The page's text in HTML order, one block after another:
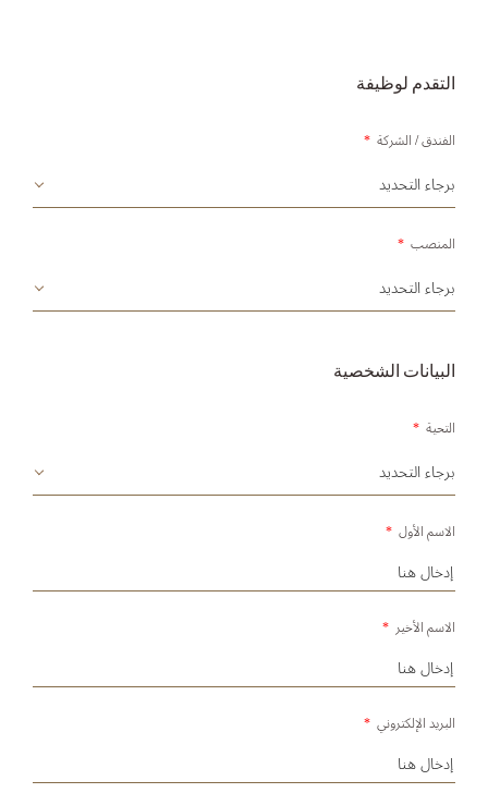
التقدم لوظيفة
الفندق / الشركة *
المنصب *
البيانات الشخصية
التحية *
الاسم الأول *
الاسم الأخير *
البريد الإلكتروني *